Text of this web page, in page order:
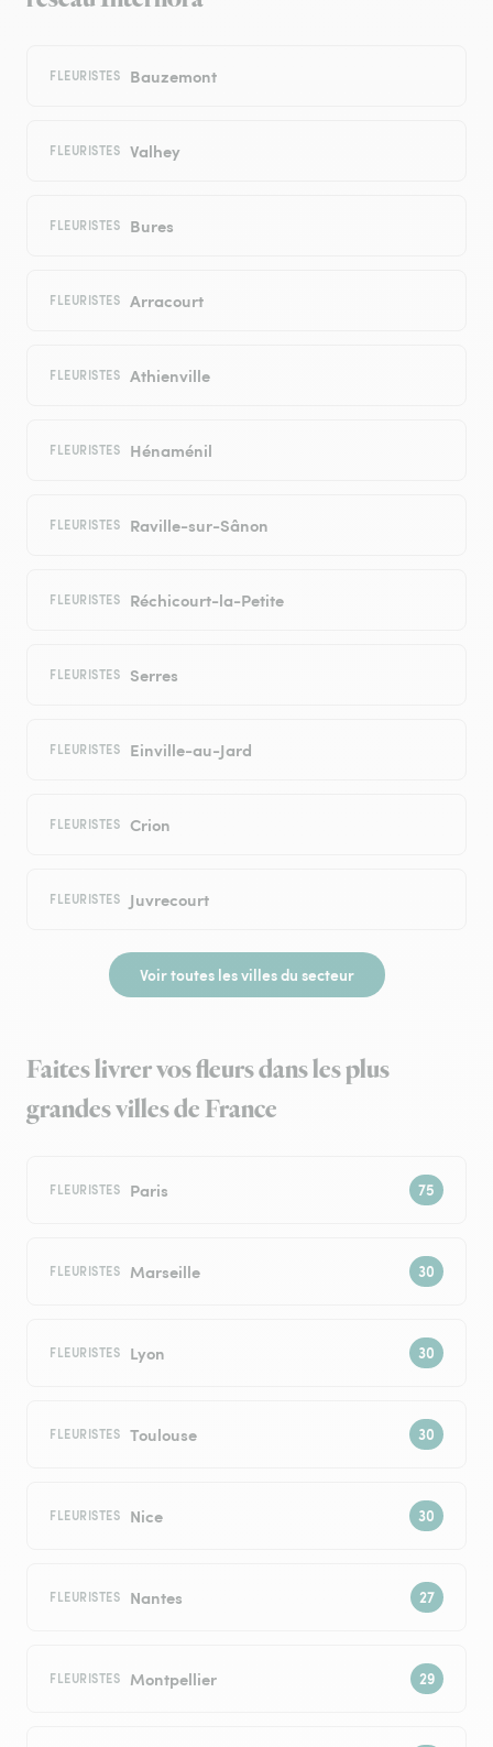
FLEURISTES Bauzemont
FLEURISTES Valhey
FLEURISTES Bures
FLEURISTES Arracourt
FLEURISTES Athienville
FLEURISTES Hénaménil
FLEURISTES Raville-sur-Sânon
FLEURISTES Réchicourt-la-Petite
FLEURISTES Serres
FLEURISTES Einville-au-Jard
FLEURISTES Crion
FLEURISTES Juvrecourt
Voir toutes les villes du secteur
Faites livrer vos fleurs dans les plus
grandes villes de France
FLEURISTES Paris
FLEURISTES Marseille
FLEURISTES Lyon
FLEURISTES Toulouse
FLEURISTES Nice
FLEURISTES Nantes
FLEURISTES Montpellier